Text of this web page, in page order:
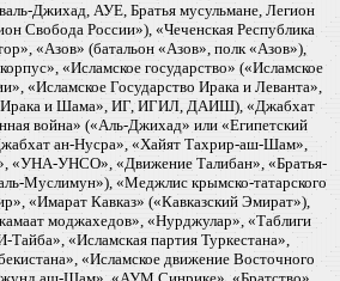
Джихад, АУЕ, Братья мусульмане, Легион
Свобода России»), «Чеченская Республика
«Азов» (батальон «Азов», полк «Азов»),
«Исламское государство» («Исламское
«Исламское Государство Ирака и Леванта»,
Ирака и Шама», ИГ, ИГИЛ, ДАИШ), «Джабхат
война» («Аль-Джихад» или «Египетский
ан-Нусра», «Хайят Тахрир-аш-Шам»,
«УНА-УНСО», «Движение Талибан», «Братья-
Муслимун»), «Меджлис крымско-татарского
«Имарат Кавказ» («Кавказский Эмират»),
моджахедов», «Нурджулар», «Таблиги
«Исламская партия Туркестана»,
«Исламское движение Восточного